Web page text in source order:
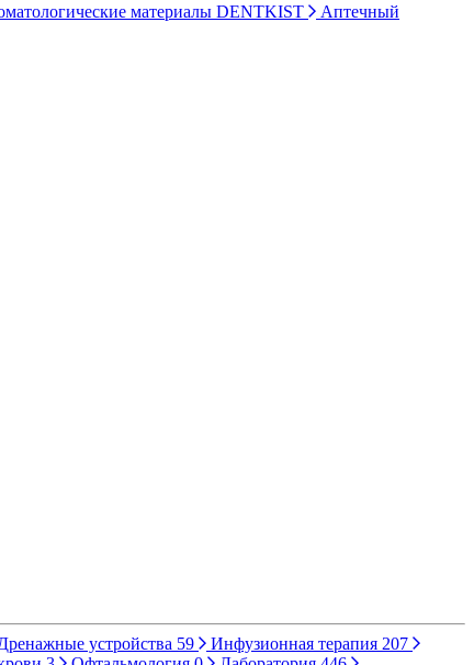
материалы DENTKIST
Аптечный
устройства 59 Инфузионная терапия 207